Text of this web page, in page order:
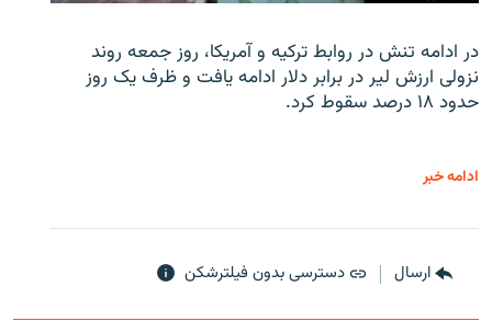
در ادامه تنش در روابط ترکیه و آمریکا، روز جمعه روند
نزولی ارزش لیر در برابر دلار ادامه یافت و ظرف یک روز
حدود ۱۸ درصد سقوط کرد.
ادامه خبر
ارسال دسترسی بدون فیلترشکن